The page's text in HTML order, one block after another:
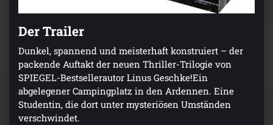
Der Trailer
Dunkel, spannend und meisterhaft konstruiert – der
packende Auftakt der neuen Thriller-Trilogie von
SPIEGEL-Bestsellerautor Linus Geschke!Ein
abgelegener Campingplatz in den Ardennen. Eine
Studentin, die dort unter mysteriösen Umständen
verschwindet.